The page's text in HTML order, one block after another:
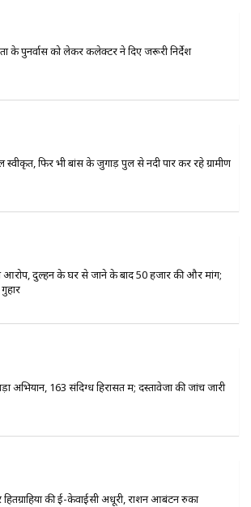
के पुनर्वास को लेकर कलेक्टर ने दिए जरूरी निर्देश
स्वीकृत, फिर भी बांस के जुगाड़ पुल से नदी पार कर रहे ग्रामीण
आरोप, दुल्हन के घर से जाने के बाद 50 हजार की और मांग;
अभियान, 163 संदिग्ध हिरासत में; दस्तावेजों की जांच जारी
की ई-केवाईसी अधूरी, राशन आबंटन रुका